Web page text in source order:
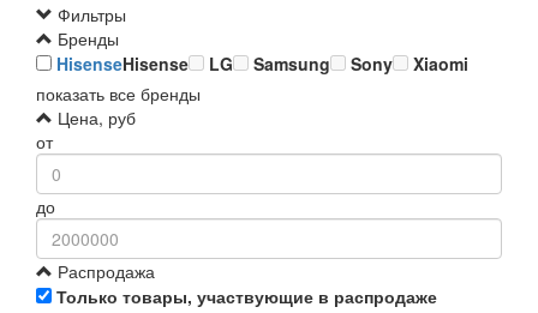
Фильтры
Бренды
HisenseHisense LG Samsung Sony
Xiaomi
показать все бренды
Цена, руб
от
до
Распродажа
Только товары, участвующие в распродаже